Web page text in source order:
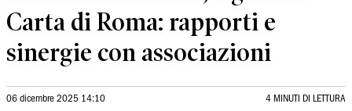
Carta di Roma: rapporti e
sinergie con associazioni
06 dicembre 2025 14:10 4 MINUTI DI LETTURA